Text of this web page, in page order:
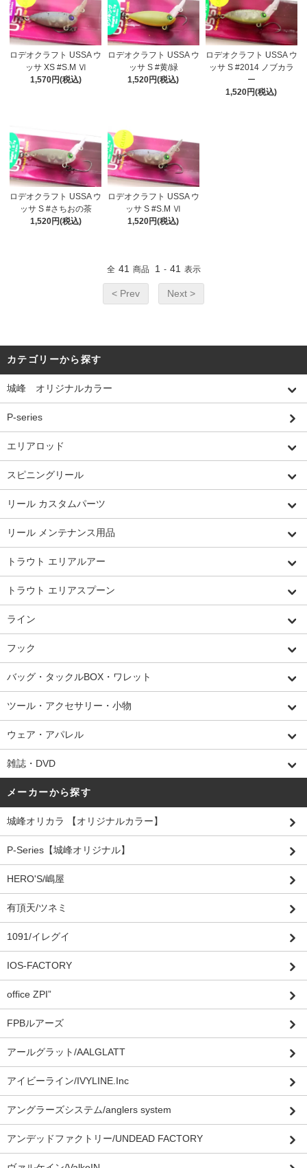
ロデオクラフト USSA ウ
ッサ XS #S.M Ⅵ
1,570円(税込)
ロデオクラフト USSA ウ
ッサ S #黄/緑
1,520円(税込)
ロデオクラフト USSA ウ
ッサ S #2014 ノブカラ
ー
1,520円(税込)
ロデオクラフト USSA ウ
ッサ S #さちおの茶
1,520円(税込)
ロデオクラフト USSA ウ
ッサ S #S.M Ⅵ
1,520円(税込)
全 41 商品 1 - 41 表示
< Prev Next >
カテゴリーから探す
城峰 オリジナルカラー
P-series
エリアロッド
スピニングリール
リール カスタムパーツ
リール メンテナンス用品
トラウト エリアルアー
トラウト エリアスプーン
ライン
フック
バッグ・タックルBOX・ワレット
ツール・アクセサリー・小物
ウェア・アパレル
雑誌・DVD
メーカーから探す
城峰オリカラ 【オリジナルカラー】
P-Series【城峰オリジナル】
HERO'S/嶋屋
有頂天/ツネミ
1091/イレグイ
IOS-FACTORY
office ZPI”
FPBルアーズ
アールグラット/AALGLATT
アイビーライン/IVYLINE.Inc
アングラーズシステム/anglers system
アンデッドファクトリー/UNDEAD FACTORY